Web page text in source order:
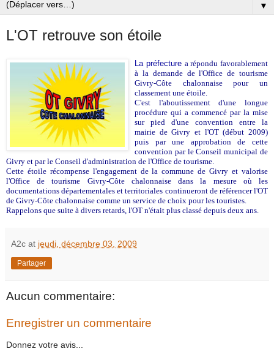
▼
L'OT retrouve son étoile
La préfecture a répondu favorablement
à la demande de l'Office de tourisme
Givry-Côte chalonnaise pour un
classement une étoile.
C'est l'aboutissement d'une longue
procédure qui a commencé par la mise
sur pied d'une convention entre la
mairie de Givry et l'OT (début 2009)
puis par une approbation de cette
convention par le Conseil municipal de
Givry et par le Conseil d'administration de l'Office de tourisme.
Cette étoile récompense l'engagement de la commune de Givry et valorise
l'Office de tourisme Givry-Côte chalonnaise dans la mesure où les
documentations départementales et territoriales continueront de référencer l'OT
de Givry-Côte chalonnaise comme un service de choix pour les touristes.
Rappelons que suite à divers retards, l'OT n'était plus classé depuis deux ans.
A2c at jeudi, décembre 03, 2009
Partager
Aucun commentaire:
Enregistrer un commentaire
Donnez votre avis...